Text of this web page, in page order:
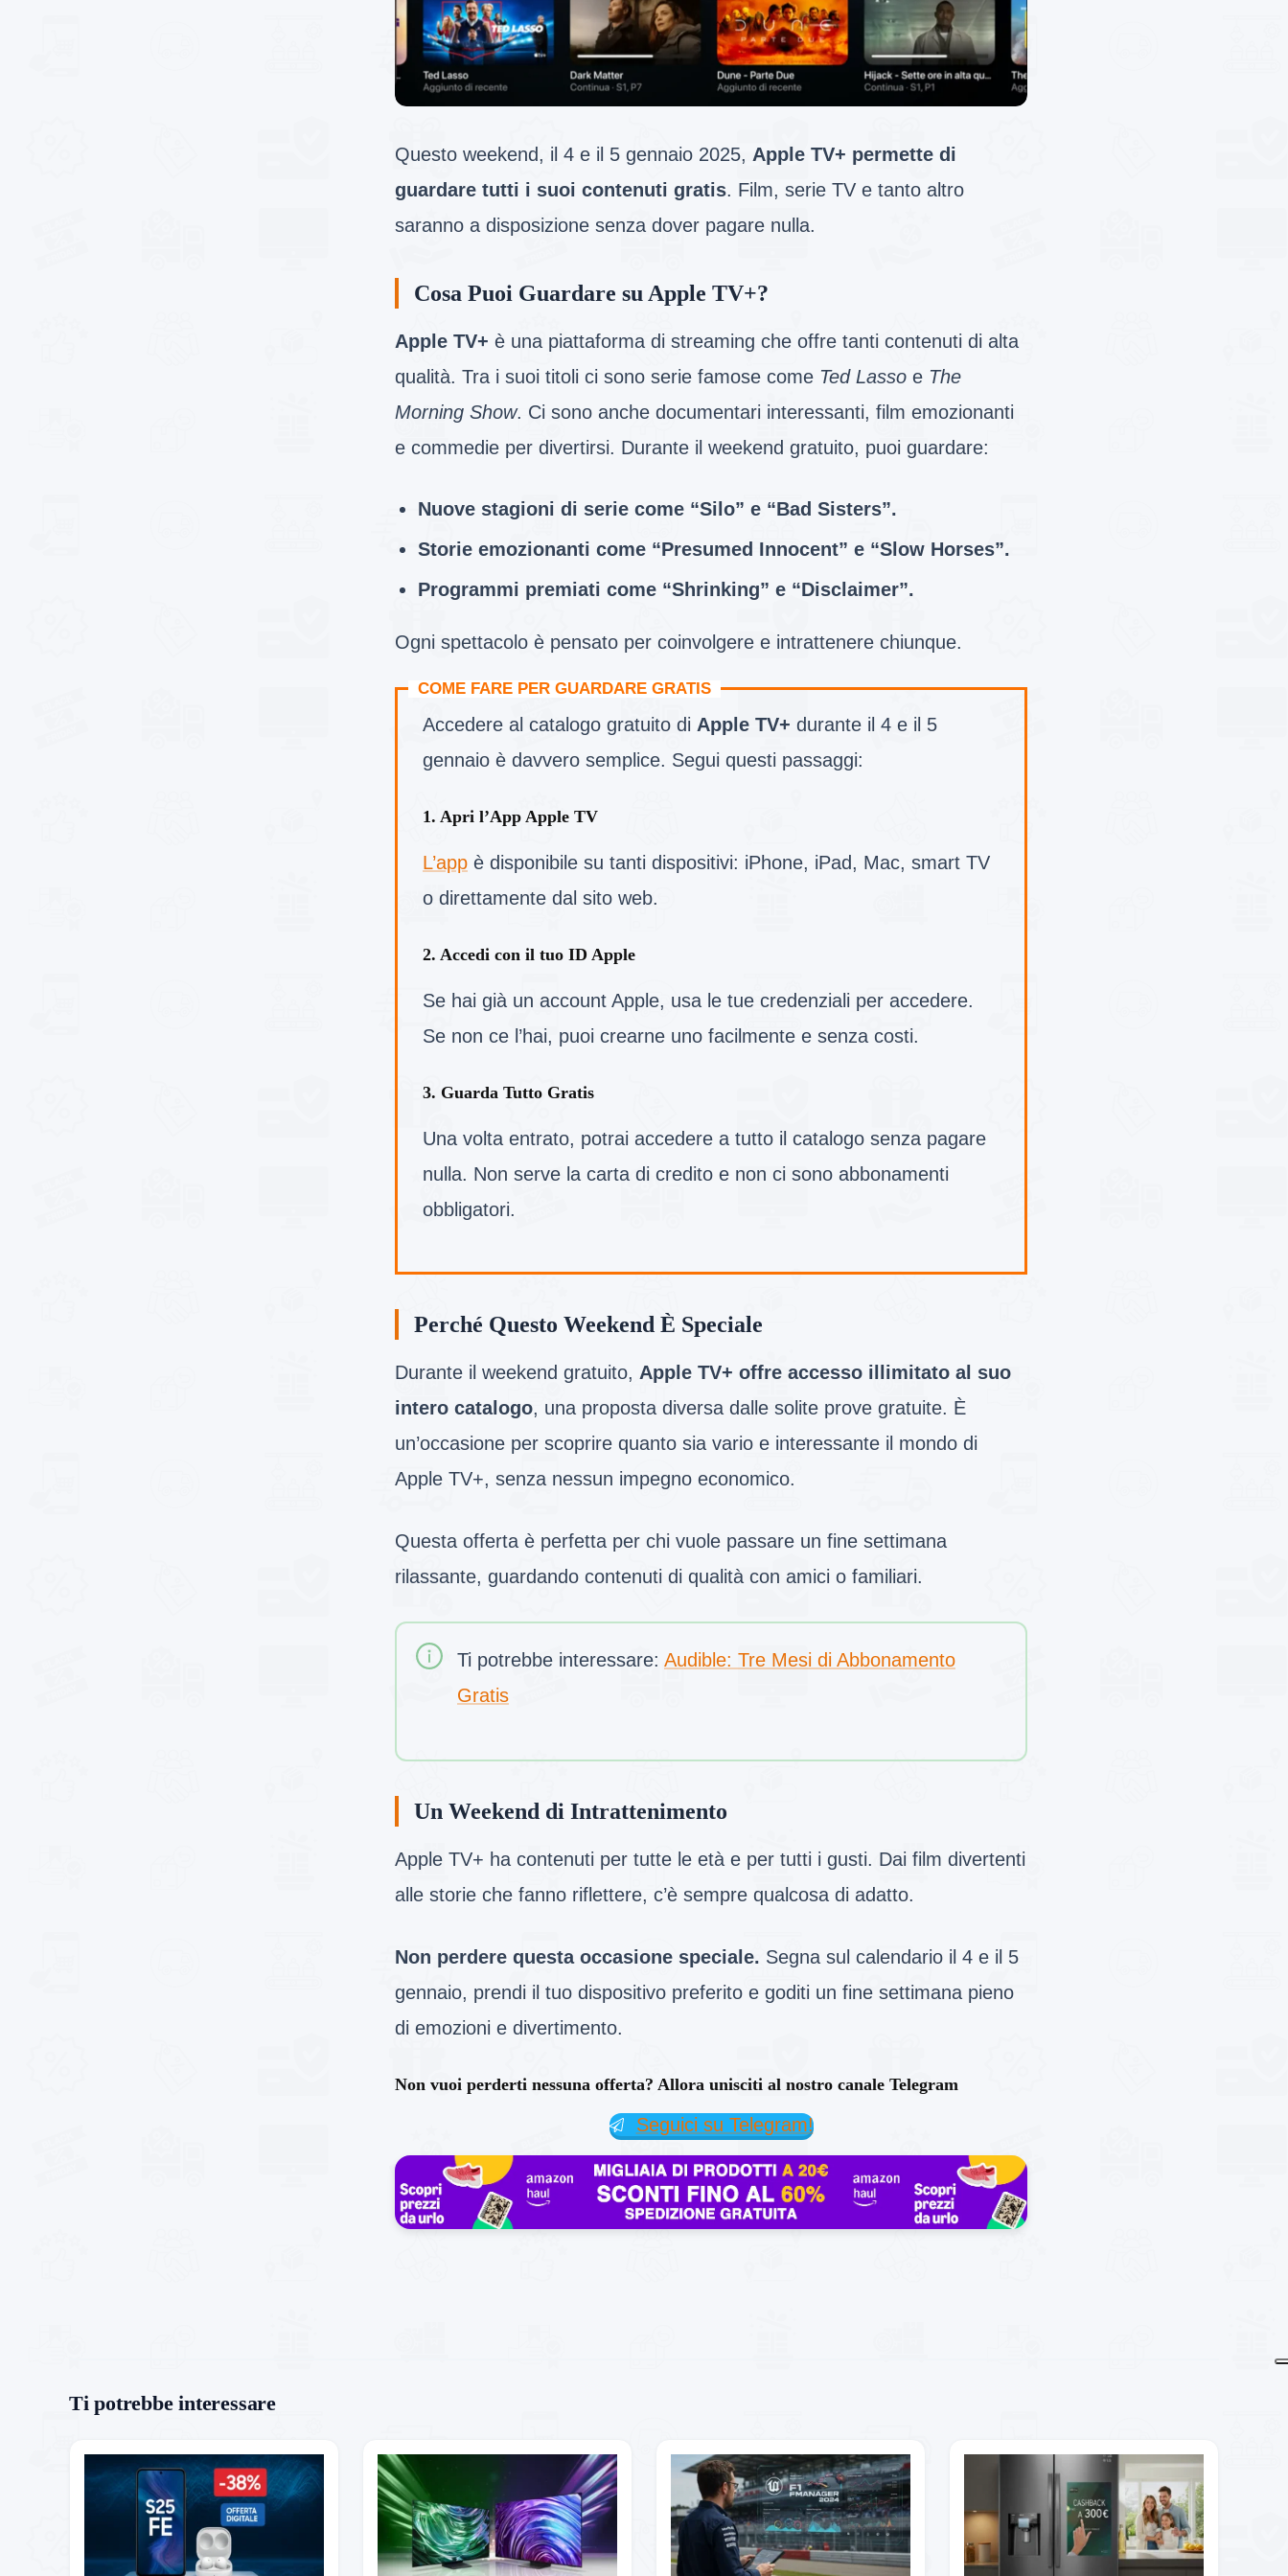
Questo weekend, il 4 e il 5 gennaio 2025, Apple TV+ permette di
guardare tutti i suoi contenuti gratis. Film, serie TV e tanto altro
saranno a disposizione senza dover pagare nulla.
Cosa Puoi Guardare su Apple TV+?
Apple TV+ è una piattaforma di streaming che offre tanti contenuti di alta
qualità. Tra i suoi titoli ci sono serie famose come Ted Lasso e The
Morning Show. Ci sono anche documentari interessanti, film emozionanti
e commedie per divertirsi. Durante il weekend gratuito, puoi guardare:
Nuove stagioni di serie come “Silo” e “Bad Sisters”.
Storie emozionanti come “Presumed Innocent” e “Slow Horses”.
Programmi premiati come “Shrinking” e “Disclaimer”.
Ogni spettacolo è pensato per coinvolgere e intrattenere chiunque.
COME FARE PER GUARDARE GRATIS
Accedere al catalogo gratuito di Apple TV+ durante il 4 e il 5
gennaio è davvero semplice. Segui questi passaggi:
1. Apri l’App Apple TV
L’app è disponibile su tanti dispositivi: iPhone, iPad, Mac, smart TV
o direttamente dal sito web.
2. Accedi con il tuo ID Apple
Se hai già un account Apple, usa le tue credenziali per accedere.
Se non ce l’hai, puoi crearne uno facilmente e senza costi.
3. Guarda Tutto Gratis
Una volta entrato, potrai accedere a tutto il catalogo senza pagare
nulla. Non serve la carta di credito e non ci sono abbonamenti
obbligatori.
Perché Questo Weekend È Speciale
Durante il weekend gratuito, Apple TV+ offre accesso illimitato al suo
intero catalogo, una proposta diversa dalle solite prove gratuite. È
un’occasione per scoprire quanto sia vario e interessante il mondo di
Apple TV+, senza nessun impegno economico.
Questa offerta è perfetta per chi vuole passare un fine settimana
rilassante, guardando contenuti di qualità con amici o familiari.
Ti potrebbe interessare: Audible: Tre Mesi di Abbonamento
Gratis
Un Weekend di Intrattenimento
Apple TV+ ha contenuti per tutte le età e per tutti i gusti. Dai film divertenti
alle storie che fanno riflettere, c’è sempre qualcosa di adatto.
Non perdere questa occasione speciale. Segna sul calendario il 4 e il 5
gennaio, prendi il tuo dispositivo preferito e goditi un fine settimana pieno
di emozioni e divertimento.
Non vuoi perderti nessuna offerta? Allora unisciti al nostro canale Telegram
Seguici su Telegram!
Ti potrebbe interessare